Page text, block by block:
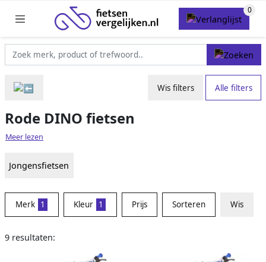
Wis filters Alle filters
Rode DINO fietsen
Meer lezen
Jongensfietsen
Merk 1 Kleur 1 Prijs Sorteren Wis
9 resultaten: